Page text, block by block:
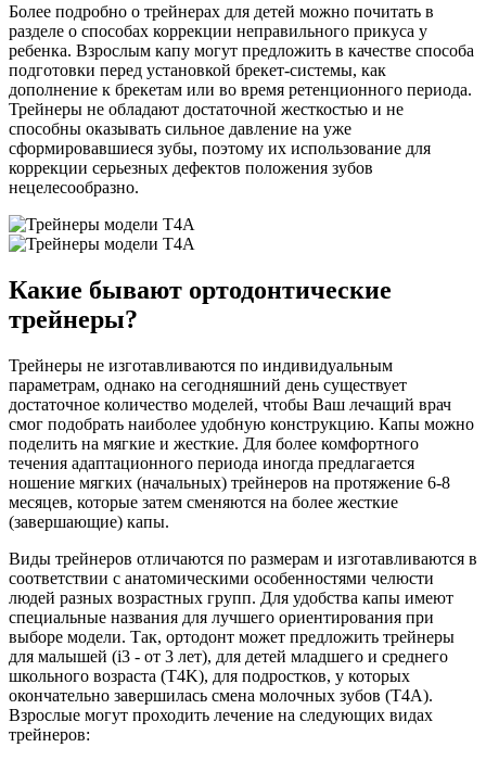
Более подробно о трейнерах для детей можно почитать в
разделе о способах коррекции неправильного прикуса у
ребенка. Взрослым капу могут предложить в качестве способа
подготовки перед установкой брекет-системы, как
дополнение к брекетам или во время ретенционного периода.
Трейнеры не обладают достаточной жесткостью и не
способны оказывать сильное давление на уже
сформировавшиеся зубы, поэтому их использование для
коррекции серьезных дефектов положения зубов
нецелесообразно.
Какие бывают ортодонтические
трейнеры?
Трейнеры не изготавливаются по индивидуальным
параметрам, однако на сегодняшний день существует
достаточное количество моделей, чтобы Ваш лечащий врач
смог подобрать наиболее удобную конструкцию. Капы можно
поделить на мягкие и жесткие. Для более комфортного
течения адаптационного периода иногда предлагается
ношение мягких (начальных) трейнеров на протяжение 6-8
месяцев, которые затем сменяются на более жесткие
(завершающие) капы.
Виды трейнеров отличаются по размерам и изготавливаются в
соответствии с анатомическими особенностями челюсти
людей разных возрастных групп. Для удобства капы имеют
специальные названия для лучшего ориентирования при
выборе модели. Так, ортодонт может предложить трейнеры
для малышей (i3 - от 3 лет), для детей младшего и среднего
школьного возраста (T4K), для подростков, у которых
окончательно завершилась смена молочных зубов (T4A).
Взрослые могут проходить лечение на следующих видах
трейнеров: